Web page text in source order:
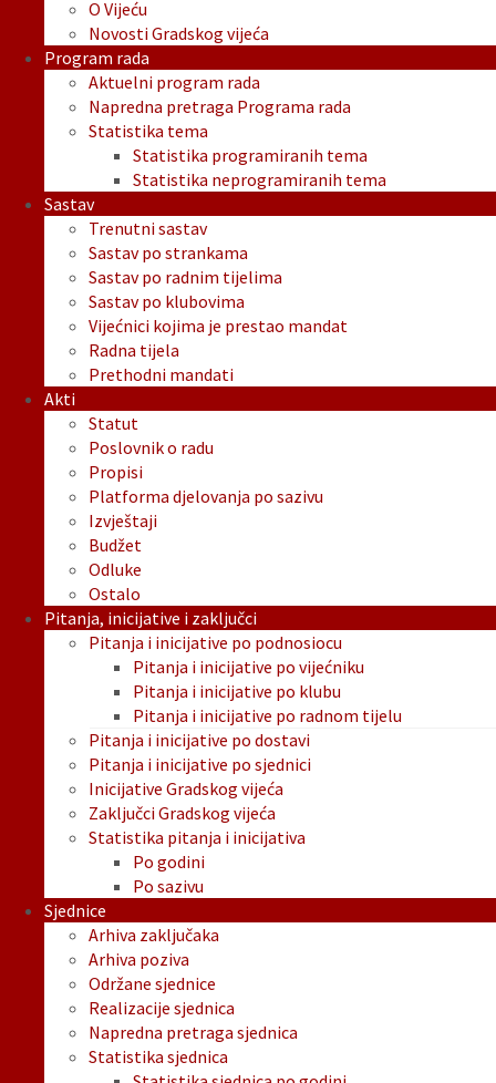
O Vijeću
Novosti Gradskog vijeća
Program rada
Aktuelni program rada
Napredna pretraga Programa rada
Statistika tema
Statistika programiranih tema
Statistika neprogramiranih tema
Sastav
Trenutni sastav
Sastav po strankama
Sastav po radnim tijelima
Sastav po klubovima
Vijećnici kojima je prestao mandat
Radna tijela
Prethodni mandati
Akti
Statut
Poslovnik o radu
Propisi
Platforma djelovanja po sazivu
Izvještaji
Budžet
Odluke
Ostalo
Pitanja, inicijative i zaključci
Pitanja i inicijative po podnosiocu
Pitanja i inicijative po vijećniku
Pitanja i inicijative po klubu
Pitanja i inicijative po radnom tijelu
Pitanja i inicijative po dostavi
Pitanja i inicijative po sjednici
Inicijative Gradskog vijeća
Zaključci Gradskog vijeća
Statistika pitanja i inicijativa
Po godini
Po sazivu
Sjednice
Arhiva zaključaka
Arhiva poziva
Održane sjednice
Realizacije sjednica
Napredna pretraga sjednica
Statistika sjednica